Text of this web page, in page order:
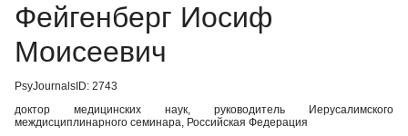
Фейгенберг Иосиф
Моисеевич
PsyJournalsID: 2743
доктор медицинских наук, руководитель Иерусалимского
междисциплинарного семинара, Российская Федерация